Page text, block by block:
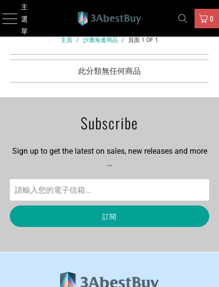
主
選
單
0
主頁 / 沙灘海邊用品 / 頁面 1 OF 1
此分類無任何商品
Subscribe
Sign up to get the latest on sales, new releases and more
…